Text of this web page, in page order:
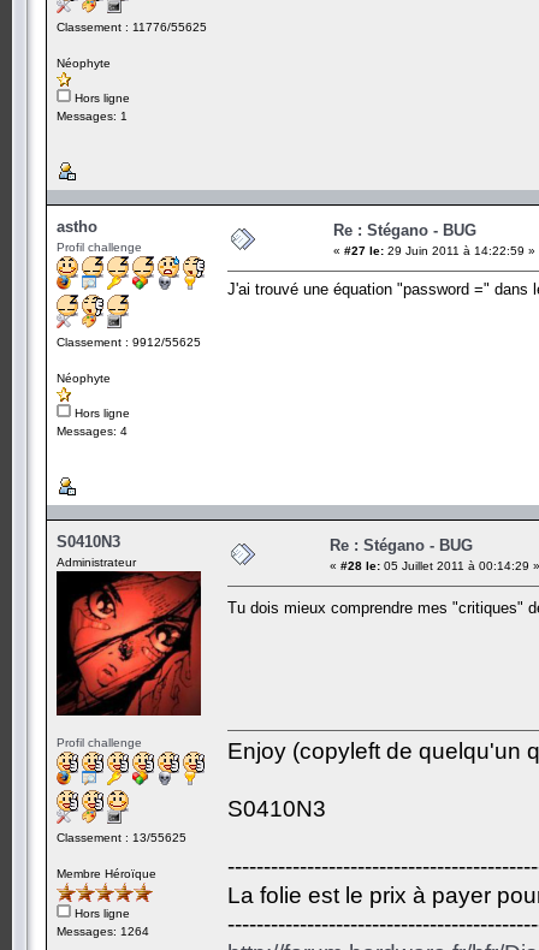
Classement : 11776/55625
Néophyte
Hors ligne
Messages: 1
astho
Profil challenge
Classement : 9912/55625
Néophyte
Hors ligne
Messages: 4
Re : Stégano - BUG
« #27 le: 29 Juin 2011 à 14:22:59 »
J'ai trouvé une équation "password =" dans
S0410N3
Administrateur
Profil challenge
Classement : 13/55625
Membre Héroïque
Hors ligne
Messages: 1264
Re : Stégano - BUG
« #28 le: 05 Juillet 2011 à 00:14:29 »
Tu dois mieux comprendre mes "critiques"
Enjoy (copyleft de quelqu'un
S0410N3
La folie est le prix à payer